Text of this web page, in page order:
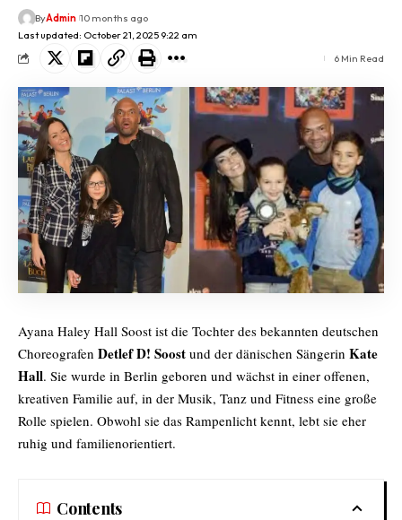
Last updated: October 21, 2025 9:22 am
ByAdmin 10 months ago
6 Min Read
Ayana Haley Hall Soost ist die Tochter des bekannten deutschen
Choreografen Detlef D! Soost und der dänischen Sängerin Kate
Hall. Sie wurde in Berlin geboren und wächst in einer offenen,
kreativen Familie auf, in der Musik, Tanz und Fitness eine große
Rolle spielen. Obwohl sie das Rampenlicht kennt, lebt sie eher
ruhig und familienorientiert.
Contents